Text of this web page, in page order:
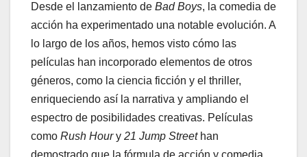
Desde el lanzamiento de Bad Boys, la comedia de
acción ha experimentado una notable evolución. A
lo largo de los años, hemos visto cómo las
películas han incorporado elementos de otros
géneros, como la ciencia ficción y el thriller,
enriqueciendo así la narrativa y ampliando el
espectro de posibilidades creativas. Películas
como Rush Houry 21 Jump Streethan